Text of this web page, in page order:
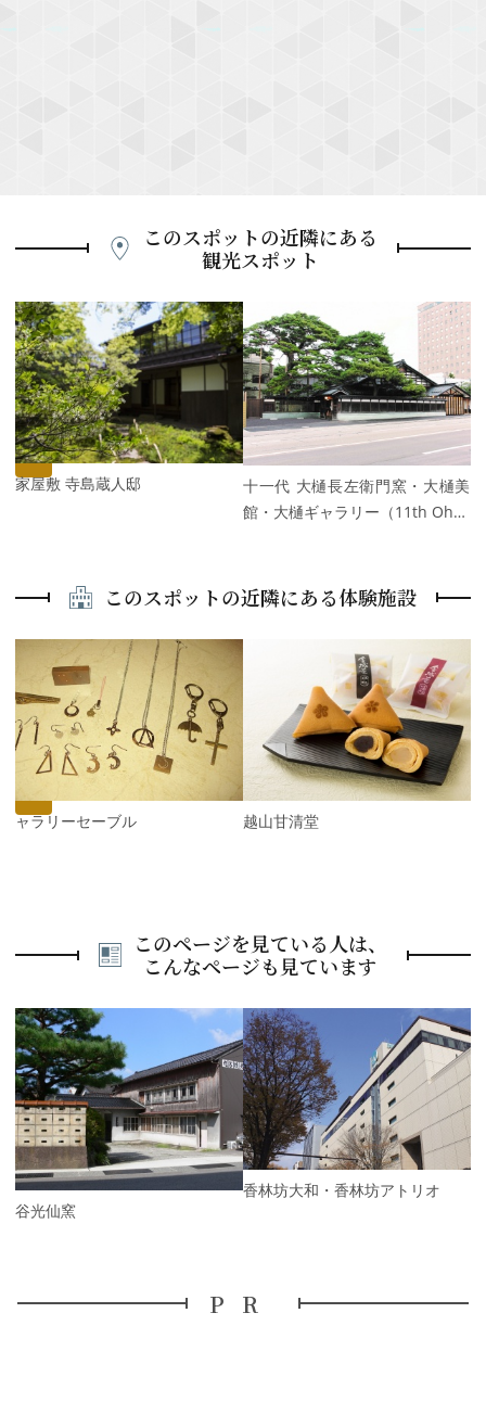
このスポットの近隣にある
観光スポット
P
r
e
v
i
o
u
s
武家屋敷 寺島蔵人邸
十一代 大樋長左衛門窯・大樋美術
館・大樋ギャラリー（11th Oh…
N
e
x
t
このスポットの近隣にある体験施設
e
v
ギャラリーセーブル 越山甘清堂
N
e
x
t
このページを見ている人は、
こんなページも見ています
P
r
e
v
i
o
u
s
九谷光仙窯
香林坊大和・香林坊アトリオ
N
e
x
t
PR